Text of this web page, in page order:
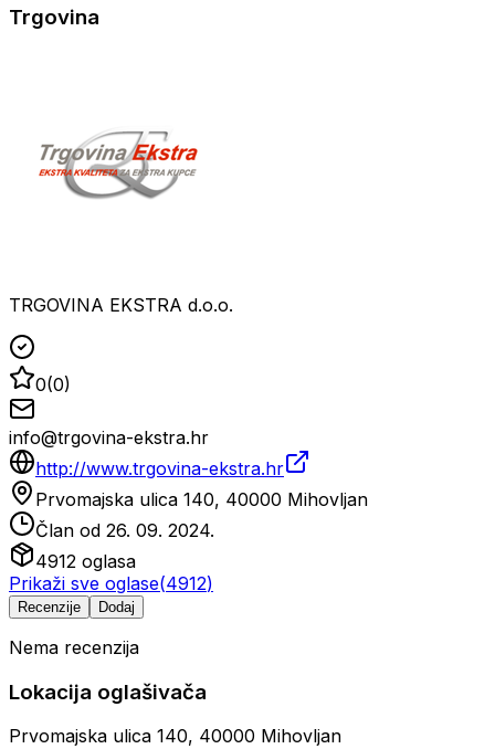
Trgovina
TRGOVINA EKSTRA d.o.o.
0(0)
info@trgovina-ekstra.hr
http://www.trgovina-ekstra.hr
Prvomajska ulica 140, 40000 Mihovljan
Član od 26. 09. 2024.
4912 oglasa
Prikaži sve oglase(4912)
Recenzije Dodaj
Nema recenzija
Lokacija oglašivača
Prvomajska ulica 140, 40000 Mihovljan